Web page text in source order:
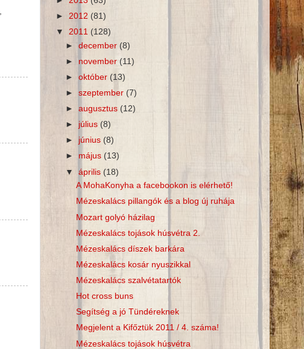
► 2012 (81)
▼ 2011 (128)
►december (8)
► november(11)
►október (13)
►szeptember (7)
►augusztus (12)
► július(8)
► június (8)
► május (13)
▼április (18)
A MohaKonyha a facebookon is elérhető!
Mézeskalács pillangók és a blog új ruhája
Mozart golyó házilag
Mézeskalács tojások húsvétra 2.
Mézeskalács díszek barkára
Mézeskalács kosár nyuszikkal
Mézeskalács szalvétatartók
Hot cross buns
Segítség a jó Tündéreknek
Megjelent a Kifőztük 2011 / 4. száma!
Mézeskalács tojások húsvétra